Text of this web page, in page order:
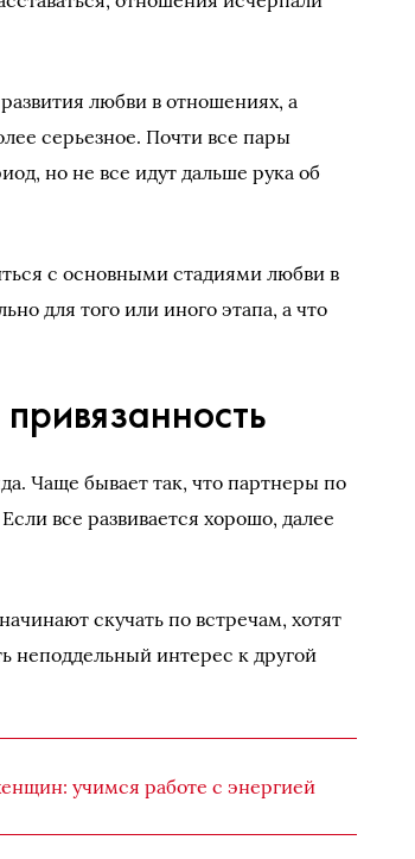
любви в отношениях, а
серьезное. Почти все пары
но не все идут дальше рука об
с основными стадиями любви в
для того или иного этапа, а что
Чаще бывает так, что партнеры по
все развивается хорошо, далее
скучать по встречам, хотят
неподдельный интерес к другой
учимся работе с энергией